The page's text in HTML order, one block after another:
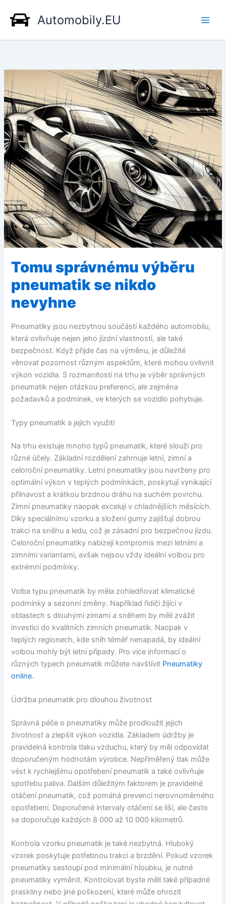
obsah
Automobily.EU
Tomu správnému výběru
pneumatik se nikdo
nevyhne
Pneumatiky jsou nezbytnou součástí každého automobilu,
která ovlivňuje nejen jeho jízdní vlastnosti, ale také
bezpečnost. Když přijde čas na výměnu, je důležité
věnovat pozornost různým aspektům, které mohou ovlivnit
výkon vozidla. S rozmanitostí na trhu je výběr správných
pneumatik nejen otázkou preferencí, ale zejména
požadavků a podmínek, ve kterých se vozidlo pohybuje.
Typy pneumatik a jejich využití
Na trhu existuje mnoho typů pneumatik, které slouží pro
různé účely. Základní rozdělení zahrnuje letní, zimní a
celoroční pneumatiky. Letní pneumatiky jsou navrženy pro
optimální výkon v teplých podmínkách, poskytují vynikající
přilnavost a krátkou brzdnou dráhu na suchém povrchu.
Zimní pneumatiky naopak excelují v chladnějších měsících.
Díky speciálnímu vzorku a složení gumy zajišťují dobrou
trakci na sněhu a ledu, což je zásadní pro bezpečnou jízdu.
Celoroční pneumatiky nabízejí kompromis mezi letními a
zimními variantami, avšak nejsou vždy ideální volbou pro
extrémní podmínky.
Volba typu pneumatik by měla zohledňovat klimatické
podmínky a sezonní změny. Například řidiči žijící v
oblastech s dlouhými zimami a sněhem by měli zvážit
investici do kvalitních zimních pneumatik. Naopak v
teplých regionech, kde sníh téměř nenapadá, by ideální
volbou mohly být letní případy. Pro více informací o
různých typech pneumatik můžete navštívit Pneumatiky
online.
Údržba pneumatik pro dlouhou životnost
Správná péče o pneumatiky může prodloužit jejich
životnost a zlepšit výkon vozidla. Základem údržby je
pravidelná kontrola tlaku vzduchu, který by měl odpovídat
doporučeným hodnotám výrobce. Nepřiměřený tlak může
vést k rychlejšímu opotřebení pneumatik a také ovlivňuje
spotřebu paliva. Dalším důležitým faktorem je pravidelné
otáčení pneumatik, což pomáhá prevenci nerovnoměrného
opotřebení. Doporučené intervaly otáčení se liší, ale často
se doporučuje každých 8 000 až 10 000 kilometrů.
Kontrola vzorku pneumatik je také nezbytná. Hluboký
vzorek poskytuje potřebnou trakci a brzdění. Pokud vzorek
pneumatiky sestoupí pod minimální hloubku, je nutné
pneumatiky vyměnit. Kontrolovat byste měli také případné
praskliny nebo jiné poškození, které může ohrozit